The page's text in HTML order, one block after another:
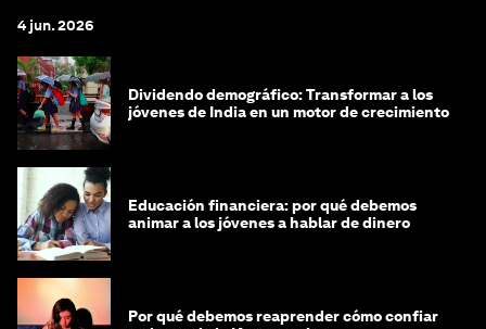
4 jun. 2026
Dividendo demográfico: Transformar a los
jóvenes de India en un motor de crecimiento
Educación financiera: por qué debemos
animar a los jóvenes a hablar de dinero
Por qué debemos reaprender cómo confiar